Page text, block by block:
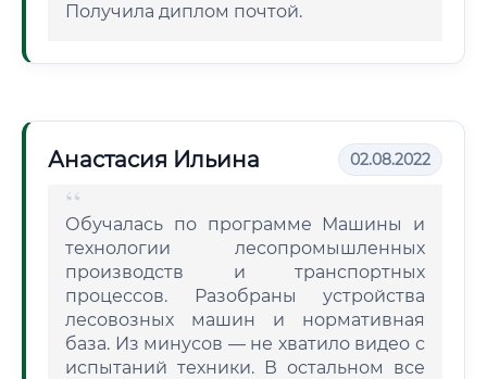
Получила диплом почтой.
Анастасия Ильина 02.08.2022
Обучалась по программе Машины и
технологии лесопромышленных
производств и транспортных
процессов. Разобраны устройства
лесовозных машин и нормативная
база. Из минусов — не хватило видео с
испытаний техники. В остальном все